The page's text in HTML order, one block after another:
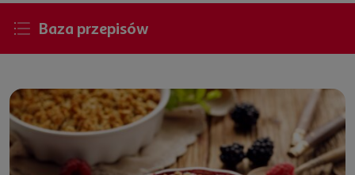
Baza przepisów